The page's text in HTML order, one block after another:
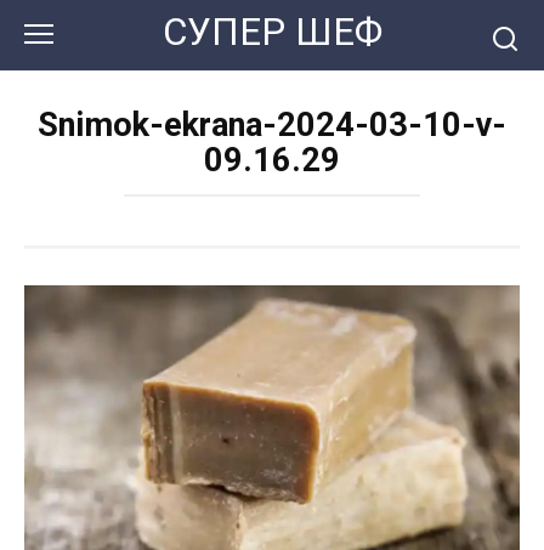
контенту
СУПЕР ШЕФ
Snimok-ekrana-2024-03-10-v-
09.16.29